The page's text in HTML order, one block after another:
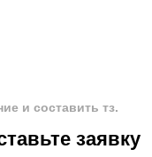
и составить тз.
заявку